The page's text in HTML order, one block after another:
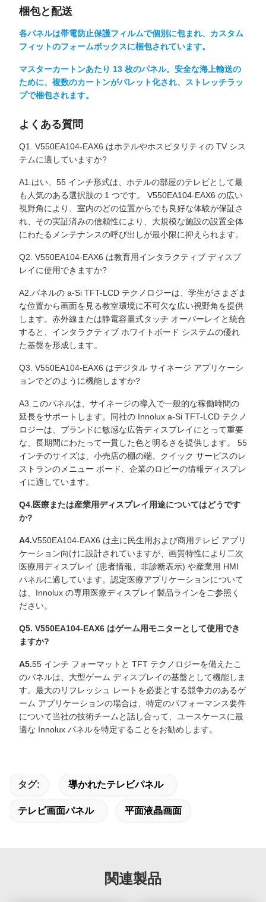
梱包と配送
各パネルは帯電防止保護フィルムで個別に包まれ、カスタム
フィットのフォームボックスに梱包されています。
マスターカートンあたり 13 枚のパネル。安全な海上輸送の
ために、複数のカートンがパレット化され、ストレッチラッ
プで梱包されます。
よくある質問
Q1. V550EA104-EAX6 はホテルやホスピタリティの TV シス
テムに適していますか?
A1.はい、55 インチ形式は、ホテルの部屋のテレビとして最
も人気のある選択肢の 1 つです。 V550EA104-EAX6 の広い
視野角により、室内のどの位置からでも良好な体験が保証さ
れ、その実証済みの信頼性により、大規模な施設の設置全体
にわたるメンテナンスの呼び出しが最小限に抑えられます。
Q2. V550EA104-EAX6 は教育用インタラクティブ ディスプ
レイに使用できますか?
A2.パネルの a-Si TFT-LCD テクノロジーは、学生がさまざま
な位置から画面を見る教室環境に不可欠な広い視野角を提供
します。赤外線または静電容量式タッチ オーバーレイと統合
すると、インタラクティブ ホワイトボード システムの優れ
た基盤を形成します。
Q3. V550EA104-EAX6 はデジタル サイネージ アプリケーシ
ョンでどのように機能しますか?
A3.このパネルは、サイネージの導入で一般的な稼働時間の
延長をサポートします。同社の Innolux a-Si TFT-LCD テクノ
ロジーは、ブランドに敏感な広告ディスプレイにとって重要
な、長期間にわたって一貫した色と明るさを提供します。 55
インチのサイズは、小売店の棚の端、クイック サービスのレ
ストランのメニュー ボード、企業のロビーの情報ディスプレ
イに適しています。
Q4.医療または産業用ディスプレイ用途についてはどうです
か?
A4.V550EA104-EAX6 は主に民生用および商用テレビ アプリ
ケーション向けに設計されていますが、画質特性により二次
医療用ディスプレイ (患者情報、非診断表示) や産業用 HMI
パネルに適しています。認定医療アプリケーションについて
は、Innolux の専用医療ディスプレイ製品ラインをご参照く
ださい。
Q5. V550EA104-EAX6 はゲーム用モニターとして使用でき
ますか?
A5.55 インチ フォーマットと TFT テクノロジーを備えたこ
のパネルは、大型ゲーム ディスプレイの基盤として機能しま
す。最大のリフレッシュ レートを必要とする競争力のあるゲ
ーム アプリケーションの場合は、特定のパフォーマンス要件
について当社の技術チームと話し合って、ユースケースに最
適な Innolux パネルを特定することをお勧めします。
タグ: 導かれたテレビパネル
テレビ画面パネル 平面液晶画面
関連製品